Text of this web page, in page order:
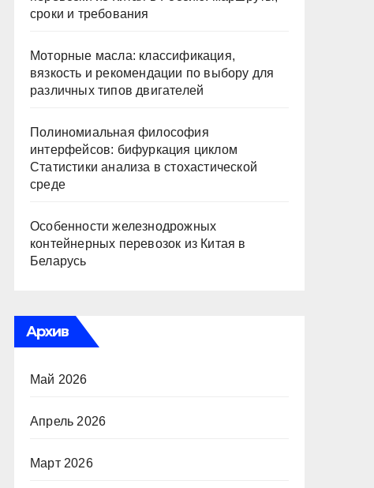
сроки и требования
Моторные масла: классификация,
вязкость и рекомендации по выбору для
различных типов двигателей
Полиномиальная философия
интерфейсов: бифуркация циклом
Статистики анализа в стохастической
среде
Особенности железнодрожных
контейнерных перевозок из Китая в
Беларусь
Архив
Май 2026
Апрель 2026
Март 2026